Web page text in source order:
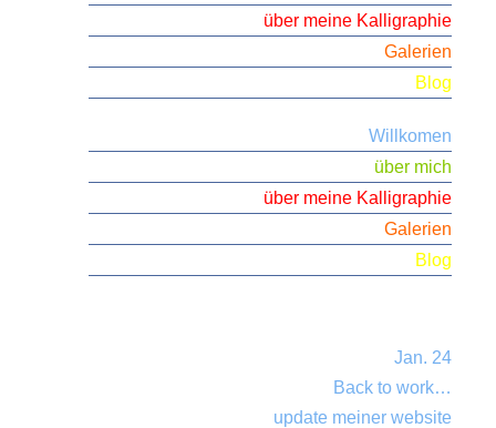
über meine Kalligraphie
Galerien
Blog
Willkomen
über mich
über meine Kalligraphie
Galerien
Blog
Jan. 24
Back to work…
update meiner website